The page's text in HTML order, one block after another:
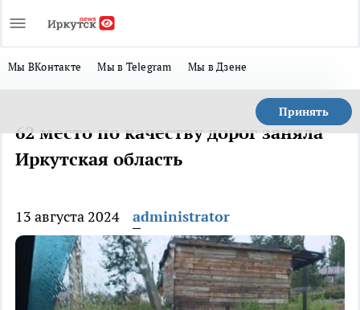
Мы ВКонтакте Мы в Telegram Мы в Дзене
Принять
62 место по качеству дорог заняла
Иркутская область
13 августа 2024 administrator